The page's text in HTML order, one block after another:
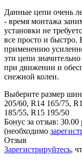
Данные цепи очень
- время монтажа
установки не
все просто и быстро.
применению
эти цепи
при движении и
снежной колеи.
Выберите размер
205/60, R14 165/75,
185/55, R15 195/50
Бонус за отзыв: 30.00
(необходимо
Отзыв
Зарегистрируйтесь,